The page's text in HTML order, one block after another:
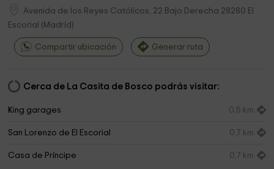
Avenida de los Reyes Católicos, 22 Bajo Derecha 28280 El
Escorial ( Madrid )
Compartir ubicación Generar ruta
Cerca de La Casita de Bosco podrás visitar:
King garages 0,5 km
San Lorenzo de El Escorial 0,7 km
Casa de Príncipe 0,7 km